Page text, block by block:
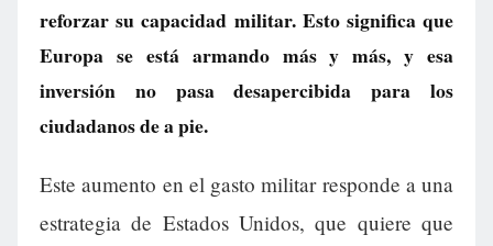
reforzar su capacidad militar. Esto significa que
Europa se está armando más y más, y esa
inversión no pasa desapercibida para los
ciudadanos de a pie.
Este aumento en el gasto militar responde a una
estrategia de Estados Unidos, que quiere que